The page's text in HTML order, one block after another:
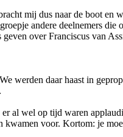
mij dus naar de boot en
andere deelnemers die
over Franciscus van
werden daar haast in
al wel op tijd waren
voor. Kortom: je